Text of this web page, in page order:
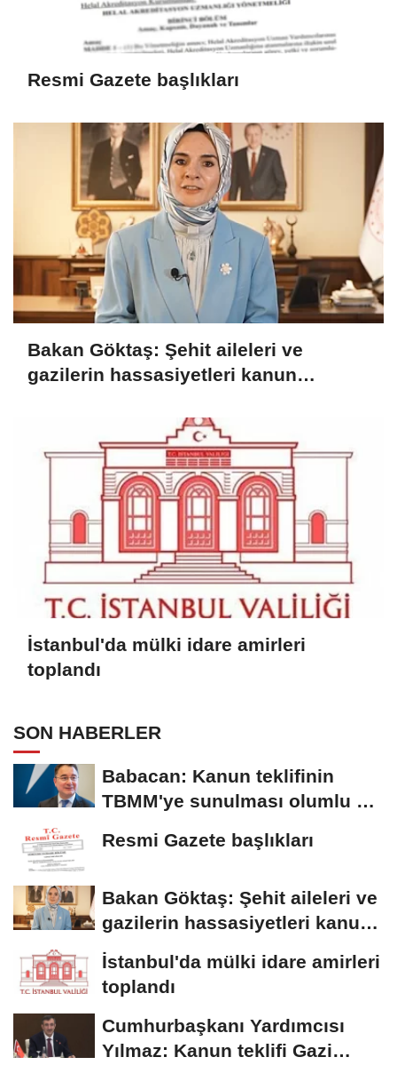
Resmi Gazete başlıkları
Bakan Göktaş: Şehit aileleri ve
gazilerin hassasiyetleri kanun
İstanbul'da mülki idare amirleri
toplandı
SON HABERLER
Babacan: Kanun teklifinin
TBMM'ye sunulması olumlu bir
Resmi Gazete başlıkları
Bakan Göktaş: Şehit aileleri ve
gazilerin hassasiyetleri kanun
teklifinde...
İstanbul'da mülki idare amirleri
toplandı
Cumhurbaşkanı Yardımcısı
Yılmaz: Kanun teklifi Gazi